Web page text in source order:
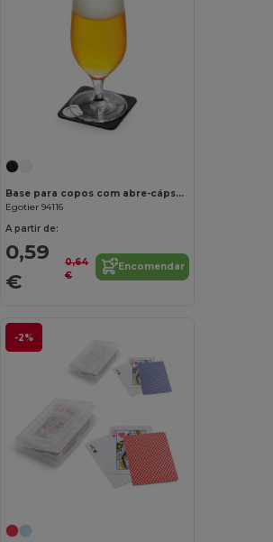
Base para copos com abre-cápsulas
Egotier 94116
A partir de:
0,59
€
0,64
€
Encomendar
-2%